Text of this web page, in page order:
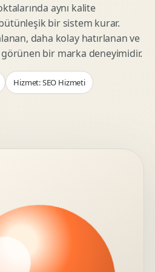
aynı kalite
bir sistem kurar.
daha kolay hatırlanan ve
bir marka deneyimidir.
Hizmet: SEO Hizmeti